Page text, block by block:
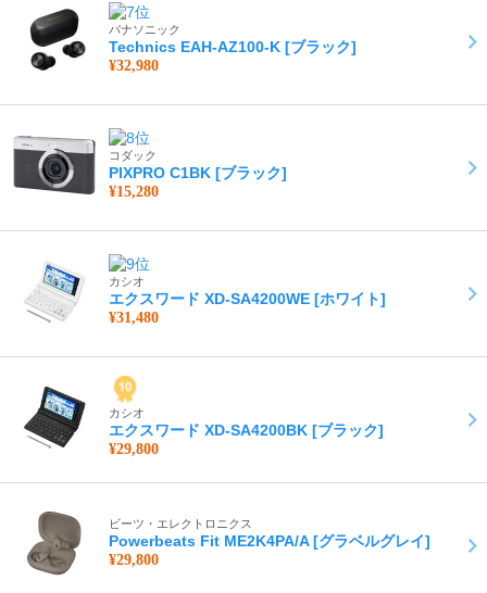
パナソニック
Technics EAH-AZ100-K [ブラック]
¥32,980
コダック
PIXPRO C1BK [ブラック]
¥15,280
カシオ
エクスワード XD-SA4200WE [ホワイト]
¥31,480
カシオ
エクスワード XD-SA4200BK [ブラック]
¥29,800
ビーツ・エレクトロニクス
Powerbeats Fit ME2K4PA/A [グラベルグレイ]
¥29,800